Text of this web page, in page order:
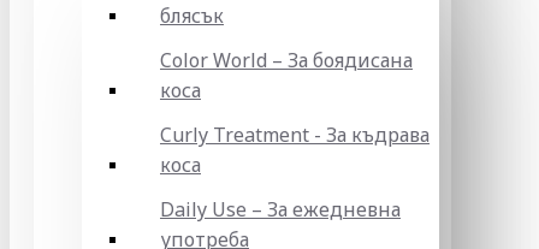
блясък
Color World – За боядисана
коса
Curly Treatment - За къдрава
коса
Daily Use – За ежедневна
употреба